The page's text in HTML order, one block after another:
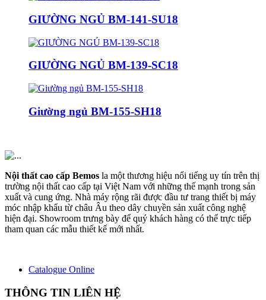
GIƯỜNG NGỦ BM-141-SU18
GIƯỜNG NGỦ BM-139-SC18
Giường ngủ BM-155-SH18
Nội thất cao cấp Bemos la một thương hiệu nổi tiếng uy tín trên thị
trường nội thất cao cấp tại Việt Nam với những thế mạnh trong sản
xuất và cung ứng. Nhà máy rộng rãi được đầu tư trang thiết bị máy
móc nhập khẩu từ châu Âu theo dây chuyền sản xuất công nghệ
hiện đại. Showroom trưng bày để quý khách hàng có thể trực tiếp
tham quan các mẫu thiết kế mới nhất.
Catalogue Online
THÔNG TIN LIÊN HỆ